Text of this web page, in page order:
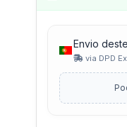
Envio
via DPD